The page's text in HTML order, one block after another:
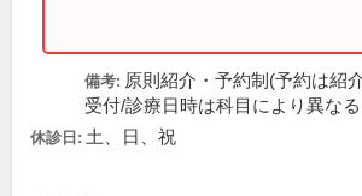
備考: 原則紹介・予約制(予約は紹
受付/診療日時は科目により異な
休診日: 土、日、祝